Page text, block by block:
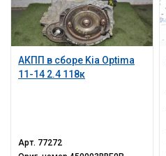
АКПП в сборе Kia Optima
11-14 2.4 118к
Арт. 77272